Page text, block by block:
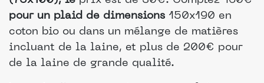
pour un plaid de dimensions 150x190 en
coton bio ou dans un mélange de matières
incluant de la laine, et plus de 200€ pour
de la laine de grande qualité.